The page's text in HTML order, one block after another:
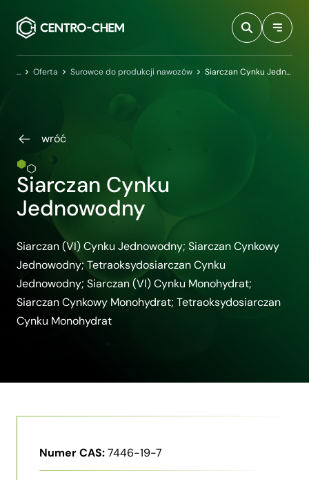
Centro-Chem
Oferta Surowce do produkcji nawozów Siarczan Cynku Jednowodny
wróć
Siarczan Cynku
Jednowodny
Siarczan (VI) Cynku Jednowodny; Siarczan Cynkowy
Jednowodny; Tetraoksydosiarczan Cynku
Jednowodny; Siarczan (VI) Cynku Monohydrat;
Siarczan Cynkowy Monohydrat; Tetraoksydosiarczan
Cynku Monohydrat
Numer CAS:7446-19-7